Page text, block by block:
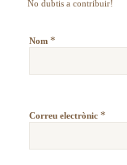
No dubtis a contribuir!
Nom *
Correu electrònic *